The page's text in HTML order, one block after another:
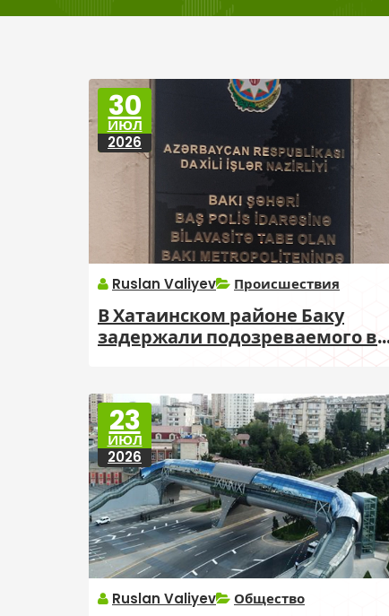
30
ИЮЛ
2026
Ruslan Valiyev Происшествия
В Хатаинском районе Баку
задержали подозреваемого в
23
ИЮЛ
2026
Ruslan Valiyev Общество